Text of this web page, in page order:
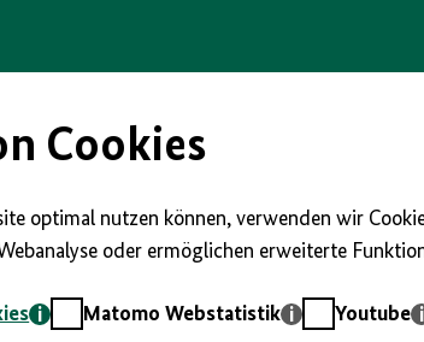
Cookies
optimal nutzen können, verwenden wir
oder ermöglichen erweiterte
MatomoMatomo Webstatistik YoutubeYoutube